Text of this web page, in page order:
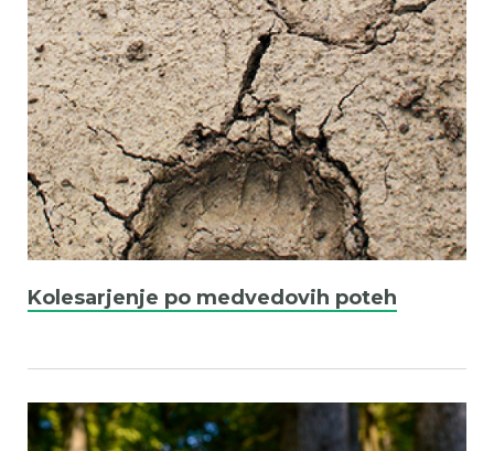
Kolesarjenje po medvedovih poteh